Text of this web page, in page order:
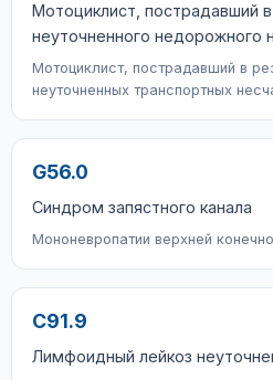
Мотоциклист, пострадавший в
неуточненного недорожного
Мотоциклист, пострадавший в
неуточненных транспортных
G56.0
Синдром запястного канала
Мононевропатии верхней
C91.9
Лимфоидный лейкоз